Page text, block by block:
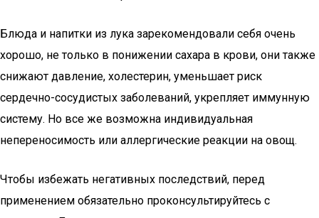
Блюда и напитки из лука зарекомендовали себя очень
хорошо, не только в понижении сахара в крови, они также
снижают давление, холестерин, уменьшает риск
сердечно-сосудистых заболеваний, укрепляет иммунную
систему. Но все же возможна индивидуальная
непереносимость или аллергические реакции на овощ.
Чтобы избежать негативных последствий, перед
применением обязательно проконсультируйтесь с